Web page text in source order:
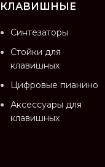
КЛАВИШНЫЕ
Синтезаторы
Стойки для
клавишных
Цифровые пианино
Аксессуары для
клавишных